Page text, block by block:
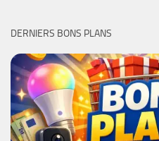
DERNIERS BONS PLANS